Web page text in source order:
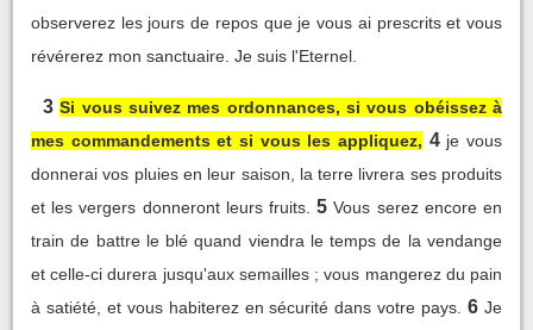
observerez les jours de repos que je vous ai prescrits et vous
révérerez mon sanctuaire. Je suis l'Eternel.
3 Si vous suivez mes ordonnances, si vous obéissez à
mes commandements et si vous les appliquez, 4 je vous
donnerai vos pluies en leur saison, la terre livrera ses produits
et les vergers donneront leurs fruits. 5 Vous serez encore en
train de battre le blé quand viendra le temps de la vendange
et celle-ci durera jusqu'aux semailles ; vous mangerez du pain
à satiété, et vous habiterez en sécurité dans votre pays. 6 Je